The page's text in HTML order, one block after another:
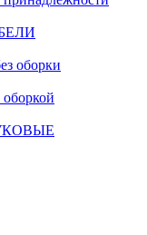
оборки